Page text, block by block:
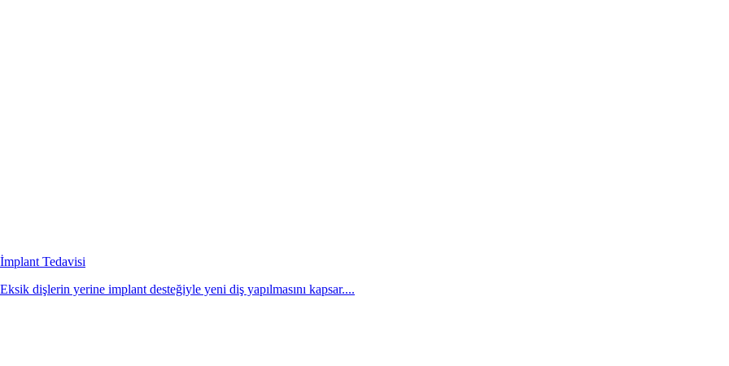
İmplant Tedavisi
Eksik dişlerin yerine implant desteğiyle yeni diş yapılmasını kapsar....